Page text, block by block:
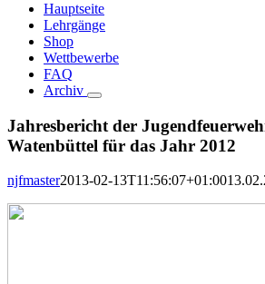
Hauptseite
Lehrgänge
Shop
Wettbewerbe
FAQ
Archiv
Jahresbericht der
Watenbüttel für das Jahr 2012
njfmaster2013-02-13T11:56:07+01:00